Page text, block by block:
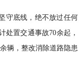
守底线，绝不放过任何
处置交通事故70余起，
辆，整改消除道路隐患